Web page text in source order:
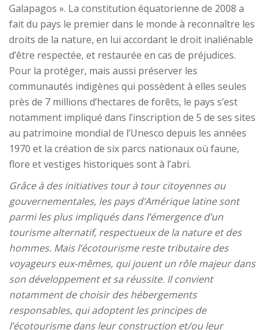
Galapagos ». La constitution équatorienne de 2008 a
fait du pays le premier dans le monde à reconnaître les
droits de la nature, en lui accordant le droit inaliénable
d’être respectée, et restaurée en cas de préjudices.
Pour la protéger, mais aussi préserver les
communautés indigènes qui possèdent à elles seules
près de 7 millions d’hectares de forêts, le pays s’est
notamment impliqué dans l’inscription de 5 de ses sites
au patrimoine mondial de l’Unesco depuis les années
1970 et la création de six parcs nationaux où faune,
flore et vestiges historiques sont à l’abri.
Grâce à des initiatives tour à tour citoyennes ou
gouvernementales, les pays d’Amérique latine sont
parmi les plus impliqués dans l’émergence d’un
tourisme alternatif, respectueux de la nature et des
hommes. Mais l’écotourisme reste tributaire des
voyageurs eux-mêmes, qui jouent un rôle majeur dans
son développement et sa réussite. Il convient
notamment de choisir des hébergements
responsables, qui adoptent les principes de
l’écotourisme dans leur construction et/ou leur